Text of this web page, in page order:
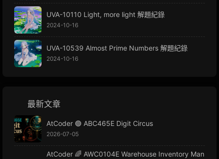
UVA-10110 Light, more light 解題紀錄
2024-10-16
UVA-10539 Almost Prime Numbers 解題紀錄
2024-10-16
最新文章
AtCoder 🟢 ABC465E Digit Circus
2026-07-05
AtCoder 🌈 AWC0104E Warehouse Inventory Man